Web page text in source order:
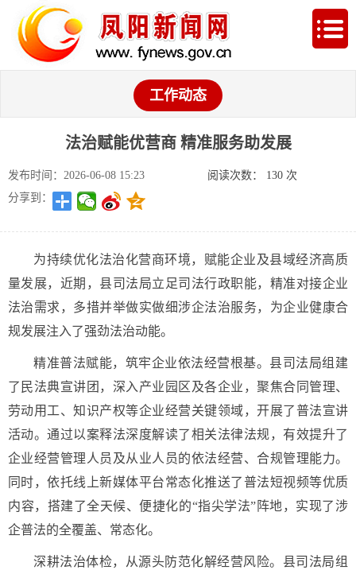
工作动态
法治赋能优营商 精准服务助发展
发布时间：2026-06-08 15:23 阅读次数： 130 次
分享到：
为持续优化法治化营商环境，赋能企业及县域经济高质
量发展，近期，县司法局立足司法行政职能，精准对接企业
法治需求，多措并举做实做细涉企法治服务，为企业健康合
规发展注入了强劲法治动能。
精准普法赋能，筑牢企业依法经营根基。县司法局组建
了民法典宣讲团，深入产业园区及各企业，聚焦合同管理、
劳动用工、知识产权等企业经营关键领域，开展了普法宣讲
活动。通过以案释法深度解读了相关法律法规，有效提升了
企业经营管理人员及从业人员的依法经营、合规管理能力。
同时，依托线上新媒体平台常态化推送了普法短视频等优质
内容，搭建了全天候、便捷化的“指尖学法”阵地，实现了涉
企普法的全覆盖、常态化。
深耕法治体检，从源头防范化解经营风险。县司法局组